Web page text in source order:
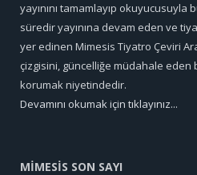
yayınını tamamlayıp okuyucusuyla
süredir yayınına devam eden ve
yer edinen Mimesis Tiyatro Çeviri
çizgisini, güncelliğe müdahale eden
korumak niyetindedir.
Devamını okumak için tıklayınız...
MİMESİS SON SAYI